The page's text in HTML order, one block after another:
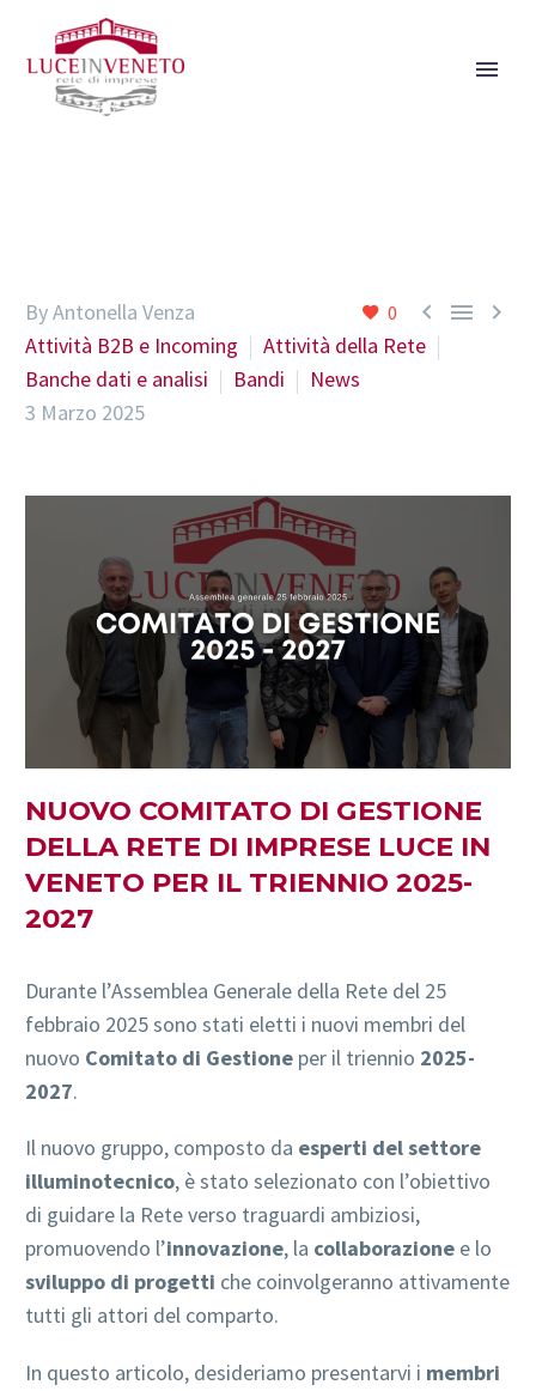
0   
By Antonella Venza
Attività B2B e Incoming
Attività della Rete
Banche dati e analisi
Bandi
News
3 Marzo 2025
NUOVO COMITATO DI GESTIONE
DELLA RETE DI IMPRESE LUCE IN
VENETO PER IL TRIENNIO 2025-
2027
Durante l’Assemblea Generale della Rete del 25
febbraio 2025 sono stati eletti i nuovi membri del
nuovo Comitato di Gestione per il triennio 2025-
2027.
Il nuovo gruppo, composto da esperti del settore
illuminotecnico, è stato selezionato con l’obiettivo
di guidare la Rete verso traguardi ambiziosi,
promuovendo l’innovazione, la collaborazione e lo
sviluppo di progetti che coinvolgeranno attivamente
tutti gli attori del comparto.
In questo articolo, desideriamo presentarvi i membri